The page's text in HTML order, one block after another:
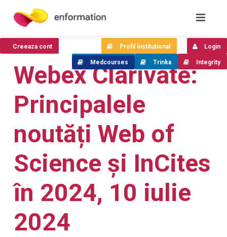
Webex Clarivate:
Principalele
noutăți Web of
Science și InCites
în 2024, 10 iulie
2024
Creeaza cont Login
Profil institutional
Integrity
Trinka
Medcourses